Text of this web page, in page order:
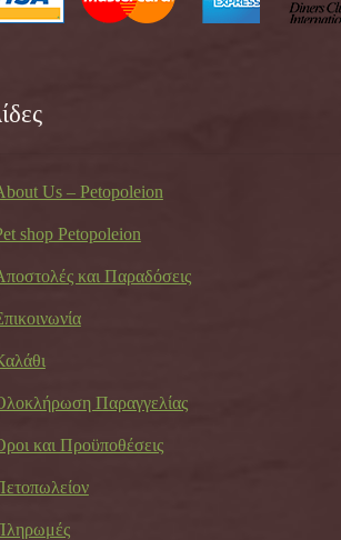
Us – Petopoleion
shop Petopoleion
και Παραδόσεις
Παραγγελίας
και Προϋποθέσεις